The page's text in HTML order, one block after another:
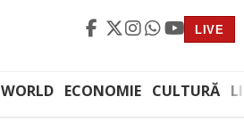
LIVE
WORLD ECONOMIE CULTURĂ